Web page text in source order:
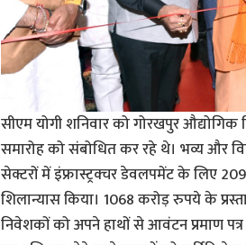
सीएम योगी शनिवार को गोरखपुर
समारोह को संबोधित कर रहे थे। भव्य और
सेक्टरों में इंफ्रास्ट्रक्चर डेवलपमेंट के लिए
शिलान्यास किया। 1068 करोड़ रुपये के
निवेशकों को अपने हाथों से आवंटन प्रमाण